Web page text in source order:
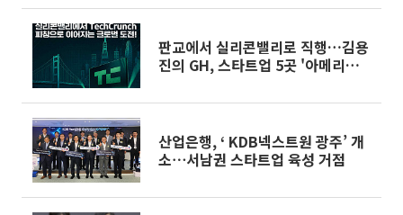
판교에서 실리콘밸리로 직행…김용
진의 GH, 스타트업 5곳 '아메리칸
산업은행, ‘ KDB넥스트원 광주’ 개
소⋯서남권 스타트업 육성 거점